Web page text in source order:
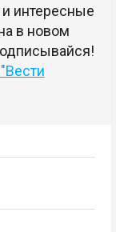
интересные
в новом